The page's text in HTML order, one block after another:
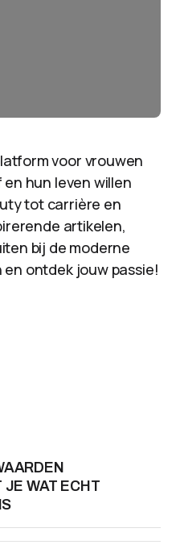
voor vrouwen
hun leven willen
tot carrière en
artikelen,
bij de moderne
ontdek jouw passie!
JE WAT ECHT